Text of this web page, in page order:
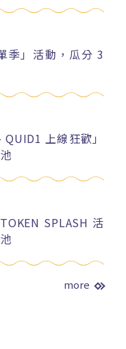
季」活動，瓜分 3
上線狂歡」
SPLASH 活
more